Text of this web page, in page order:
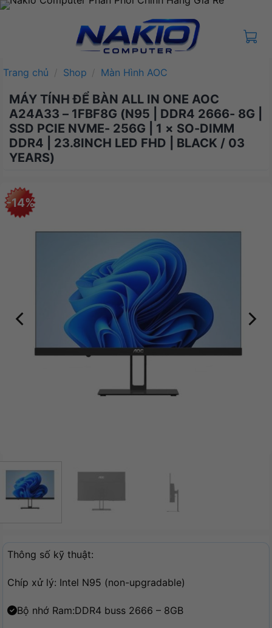
Bỏ
Trang chủ / Shop / Màn Hình AOC
MÁY TÍNH ĐỂ BÀN ALL IN ONE AOC
A24A33 – 1FBF8G (N95 | DDR4 2666- 8G |
SSD PCIE NVME- 256G | 1 × SO-DIMM
DDR4 | 23.8INCH LED FHD | BLACK / 03
YEARS)
-14%
Thông số kỹ thuật:
Chíp xử lý: Intel N95 (non-upgradable)
Bộ nhớ Ram:DDR4 buss 2666 – 8GB